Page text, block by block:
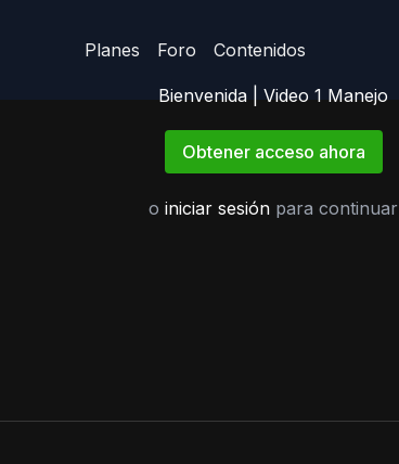
Planes Foro Contenidos
Bienvenida | Video 1 Manejo
Obtener acceso ahora
o iniciar sesión para continuar